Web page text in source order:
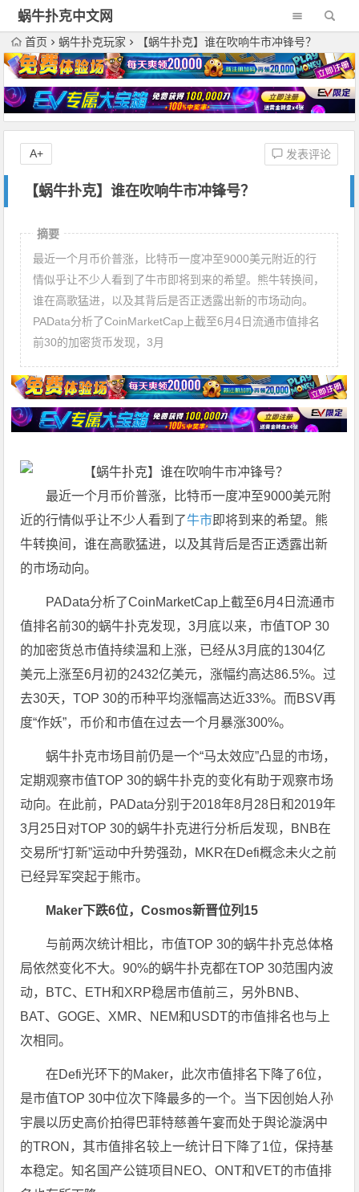
蜗牛扑克中文网
首页 蜗牛扑克玩家 【蜗牛扑克】谁在吹响牛市冲锋号？
【蜗牛扑克】谁在吹响牛市冲锋号？
发表评论
A+
摘要
最近一个月币价普涨，比特币一度冲至9000美元附近的行
情似乎让不少人看到了牛市即将到来的希望。熊牛转换间，
谁在高歌猛进，以及其背后是否正透露出新的市场动向。
PAData分析了CoinMarketCap上截至6月4日流通市值排名
前30的加密货币发现，3月
最近一个月币价普涨，比特币一度冲至9000美元附
近的行情似乎让不少人看到了牛市即将到来的希望。熊
牛转换间，谁在高歌猛进，以及其背后是否正透露出新
的市场动向。
PAData分析了CoinMarketCap上截至6月4日流通市
值排名前30的蜗牛扑克发现，3月底以来，市值TOP 30
的加密货总市值持续温和上涨，已经从3月底的1304亿
美元上涨至6月初的2432亿美元，涨幅约高达86.5%。过
去30天，TOP 30的币种平均涨幅高达近33%。而BSV再
度“作妖”，币价和市值在过去一个月暴涨300%。
蜗牛扑克市场目前仍是一个“马太效应”凸显的市场，
定期观察市值TOP 30的蜗牛扑克的变化有助于观察市场
动向。在此前，PAData分别于2018年8月28日和2019年
3月25日对TOP 30的蜗牛扑克进行分析后发现，BNB在
交易所“打新”运动中升势强劲，MKR在Defi概念未火之前
已经异军突起于熊市。
Maker下跌6位，Cosmos新晋位列15
与前两次统计相比，市值TOP 30的蜗牛扑克总体格
局依然变化不大。90%的蜗牛扑克都在TOP 30范围内波
动，BTC、ETH和XRP稳居市值前三，另外BNB、
BAT、GOGE、XMR、NEM和USDT的市值排名也与上
次相同。
在Defi光环下的Maker，此次市值排名下降了6位，
是市值TOP 30中位次下降最多的一个。当下因创始人孙
宇晨以历史高价拍得巴菲特慈善午宴而处于舆论漩涡中
的TRON，其市值排名较上一统计日下降了1位，保持基
本稳定。知名国产公链项目NEO、ONT和VET的市值排